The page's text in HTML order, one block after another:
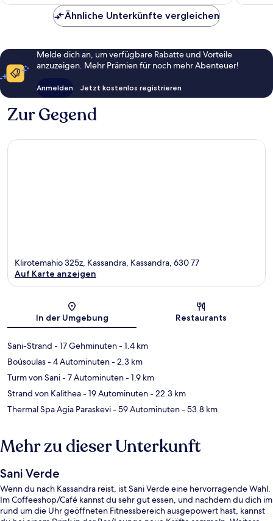
Ähnliche Unterkünfte vergleichen
Melde dich an, um verfügbare Rabatte und Vorteile
anzuzeigen. Mehr Prämien für noch mehr Abenteuer!
Anmelden Jetzt kostenlos registrieren
Zur Gegend
Klirotemahio 325z, Kassandra, Kassandra, 630 77
Auf Karte anzeigen
In der Umgebung Restaurants
Sani-Strand - 17 Gehminuten- 1.4 km
Boúsoulas- 4 Autominuten- 2.3 km
Turm von Sani- 7 Autominuten- 1.9 km
Strand von Kalithea- 19 Autominuten- 22.3 km
Thermal Spa Agia Paraskevi- 59 Autominuten- 53.8 km
Mehr zu dieser Unterkunft
Sani Verde
Wenn du nach Kassandra reist, ist Sani Verde eine hervorragende Wahl.
Im Coffeeshop/Café kannst du sehr gut essen, und nachdem du dich im
rund um die Uhr geöffneten Fitnessbereich ausgepowert hast, kannst